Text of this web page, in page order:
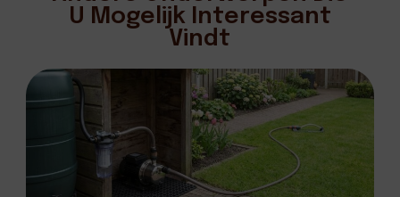
U Mogelijk Interessant
Vindt